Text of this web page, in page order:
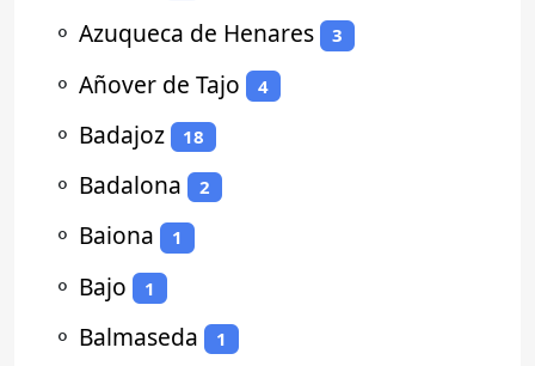
⚬ Azuqueca de Henares 3
⚬ Añover de Tajo 4
⚬ Badajoz 18
⚬ Badalona 2
⚬ Baiona 1
⚬ Bajo 1
⚬ Balmaseda 1